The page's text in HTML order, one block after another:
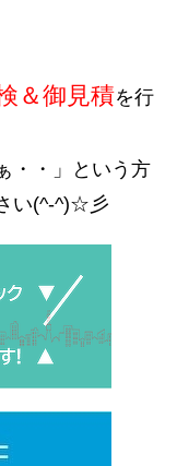
＆御見積を行
・・」という方
い(^-^)☆彡